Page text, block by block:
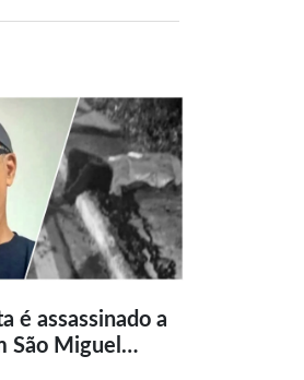
é assassinado a
São Miguel…